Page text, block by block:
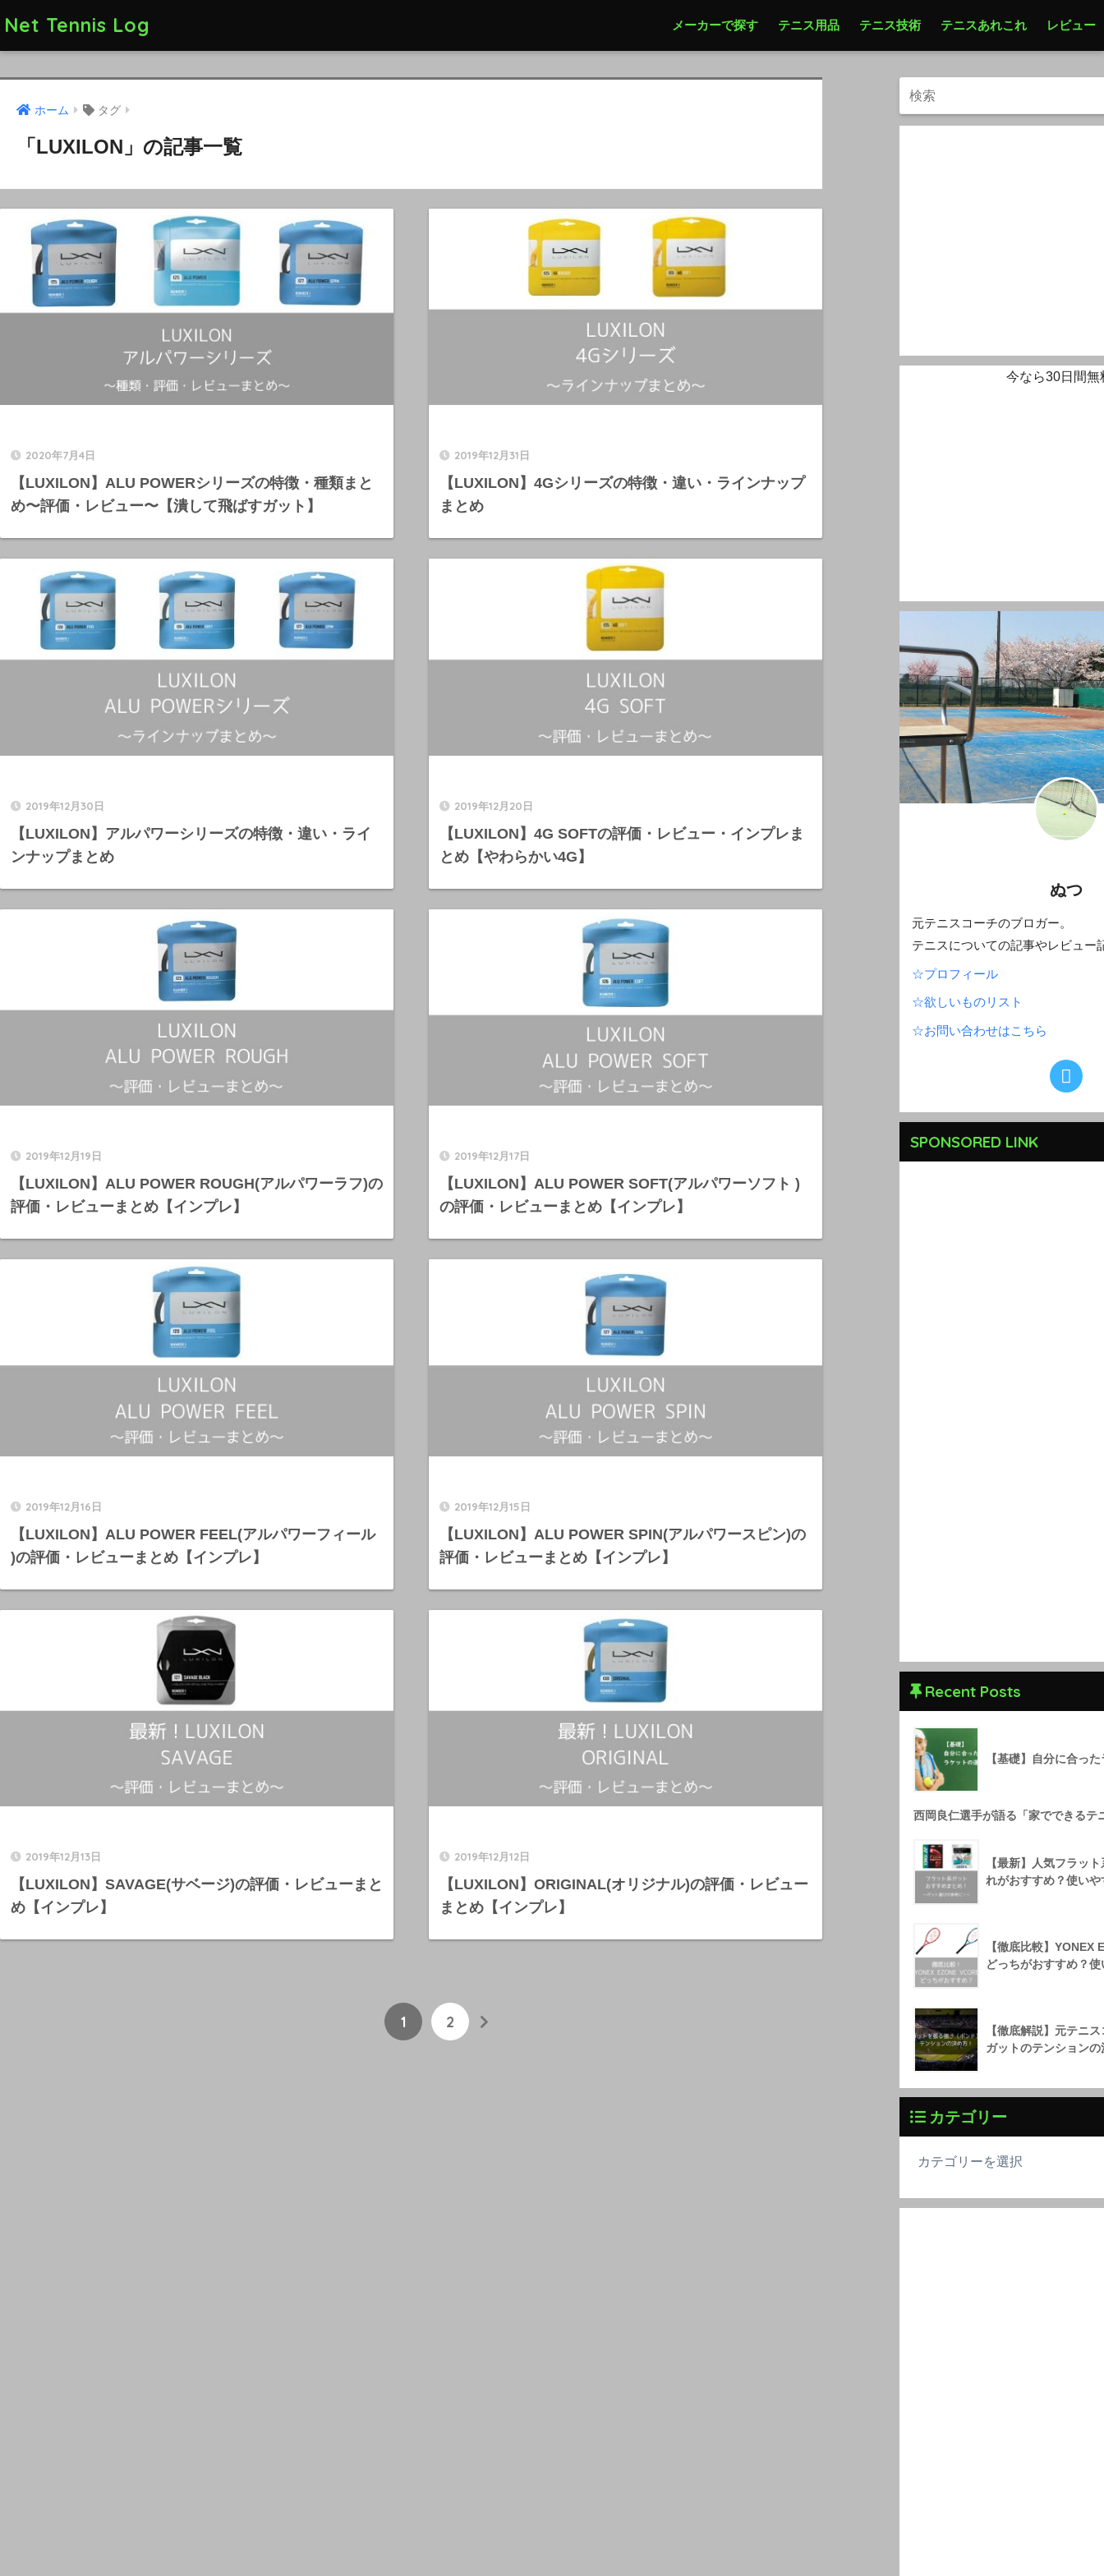
Net Tennis Log メーカーで探す テニス用品 テニス技術 テニスあれこれ レビュー
ホーム タグ
「LUXILON」の記事一覧
2020年7月4日
【LUXILON】ALU POWERシリーズの特徴・種類まと
め〜評価・レビュー〜【潰して飛ばすガット】
2019年12月31日
【LUXILON】4Gシリーズの特徴・違い・ラインナップ
まとめ
2019年12月30日
【LUXILON】アルパワーシリーズの特徴・違い・ライ
ンナップまとめ
2019年12月20日
【LUXILON】4G SOFTの評価・レビュー・インプレま
とめ【やわらかい4G】
2019年12月19日
【LUXILON】ALU POWER ROUGH(アルパワーラフ)の
評価・レビューまとめ【インプレ】
2019年12月17日
【LUXILON】ALU POWER SOFT(アルパワーソフト )
の評価・レビューまとめ【インプレ】
2019年12月16日
【LUXILON】ALU POWER FEEL(アルパワーフィール
)の評価・レビューまとめ【インプレ】
2019年12月15日
【LUXILON】ALU POWER SPIN(アルパワースピン)の
評価・レビューまとめ【インプレ】
2019年12月13日
【LUXILON】SAVAGE(サベージ)の評価・レビューまと
め【インプレ】
2019年12月12日
【LUXILON】ORIGINAL(オリジナル)の評価・レビュー
まとめ【インプレ】
1 2
今なら30日間無
ぬつ
元テニスコーチのブロガー。
テニスについての記事やレビュー
☆プロフィール
☆欲しいものリスト
☆お問い合わせはこちら
SPONSORED LINK
Recent Posts
【基礎】自分に合っ
西岡良仁選手が語る「家でできるテ
【最新】人気フラッ
れがおすすめ？使い
【徹底比較】YONEX
どっちがおすすめ？
【徹底解説】元テニ
ガットのテンション
カテゴリー